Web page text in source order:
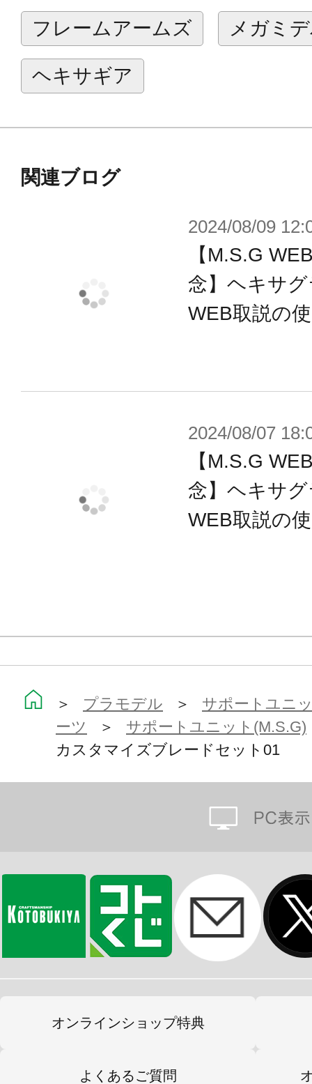
デザインは新進気鋭のsera氏。新ロ
アームズ」第二弾の翔龍機
グランドライザーも同氏のデザイン
て装備する事ができます！
■刀身（大）×1
■汎用3mmジョイント×2
日本国内の生産技術を取り入れた商
の本社がある東京へ集約、発信を行
本レーベルとしてのこだわりを取り
ていきます。
■TOKYO Markレーベル対象製品一覧
場合がございます。
※画像は試作品（3D出力見本）です
る場合がございます。
※本製品はお客様ご自身で組み立て
フレームアームズ メガミ
ヘキサギア
関連ブログ
2024/08/09
【M.S.G
念】ヘキサ
WEB取説の
2024/08/07
【M.S.G
念】ヘキサ
WEB取説の
＞ プラモデル ＞ サポートユニ
ーツ
＞ サポートユニット(M.S.G)
カスタマイズブレードセット01
オンラインショップ特典
よくあるご質問